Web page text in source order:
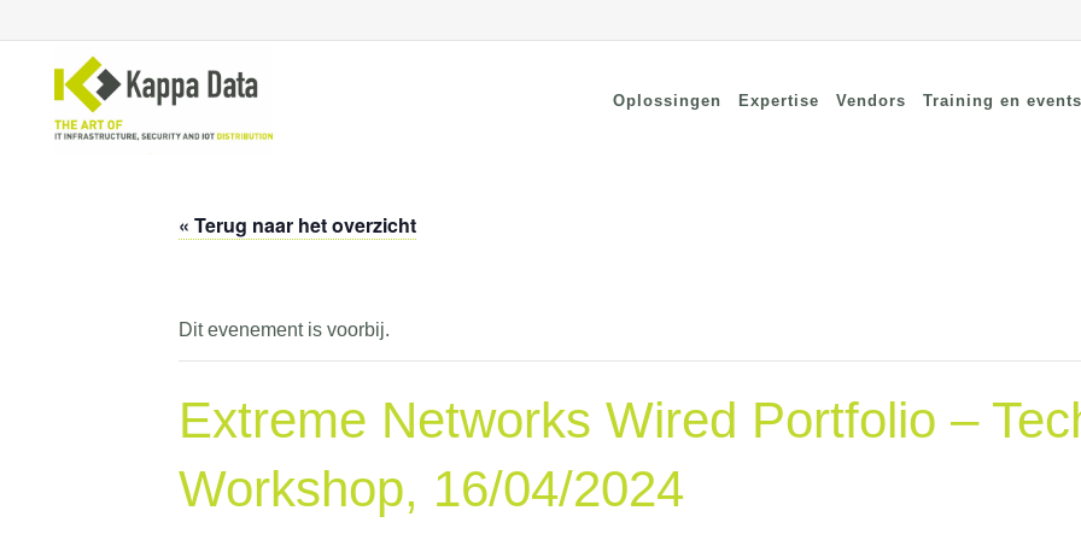
Oplossingen
Backup
Expertise Vendors Training en events
« Terug naar het overzicht
Dit evenement is voorbij.
Extreme Networks Wired Portfolio –
Workshop, 16/04/2024